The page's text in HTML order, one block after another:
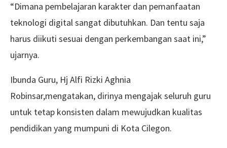
“Dimana pembelajaran karakter dan pemanfaatan
teknologi digital sangat dibutuhkan. Dan tentu saja
harus diikuti sesuai dengan perkembangan saat ini,”
ujarnya.
Ibunda Guru, Hj Alfi Rizki Aghnia
Robinsar,mengatakan, dirinya mengajak seluruh guru
untuk tetap konsisten dalam mewujudkan kualitas
pendidikan yang mumpuni di Kota Cilegon.